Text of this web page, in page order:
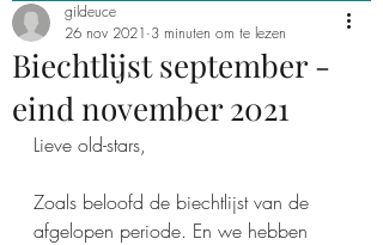
Biechtlijst september -
eind november 2021
gildeuce
26 nov 2021 3 minuten om te lezen
Lieve old-stars,
Zoals beloofd de biechtlijst van de
afgelopen periode. En we hebben